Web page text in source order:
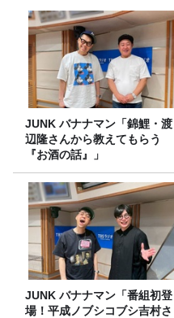
JUNK バナナマン「錦鯉・渡
辺隆さんから教えてもらう
『お酒の話』」
JUNK バナナマン「番組初登
場！平成ノブシコブシ吉村さ